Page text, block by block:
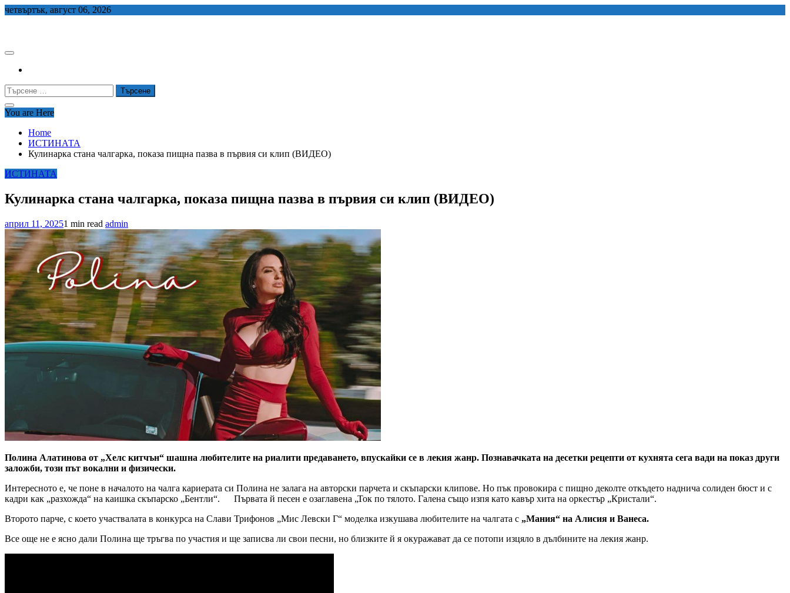
Skip
четвъртък, август 06, 2026
Търсене
за:
You are Here
Home
ИСТИНАТА
Кулинарка стана чалгарка, показа пищна пазва в първия си клип (ВИДЕО)
ИСТИНАТА
Кулинарка стана чалгарка, показа пищна пазва в първия си клип (ВИДЕО)
април 11, 20251 min read admin
Полина Алатинова от „Хелс китчън“ шашна любителите на риалити предаването, впускайки се в лекия жанр. Познавачката на десетки рецепти от кухнята сега вади на показ други
заложби, този път вокални и физически.
Интересното е, че поне в началото на чалга кариерата си Полина не залага на авторски парчета и скъпарски клипове. Но пък провокира с пищно деколте откъдето наднича солиден бюст и с
кадри как „разхожда“ на каишка скъпарско „Бентли“. Първата й песен е озаглавена „Ток по тялото. Галена също изпя като кавър хита на оркестър „Кристали“.
Второто парче, с което участвалата в конкурса на Слави Трифонов „Мис Левски Г“ моделка изкушава любителите на чалгата с „Мания“ на Алисия и Ванеса.
Все още не е ясно дали Полина ще тръгва по участия и ще записва ли свои песни, но близките й я окуражават да се потопи изцяло в дълбините на лекия жанр.